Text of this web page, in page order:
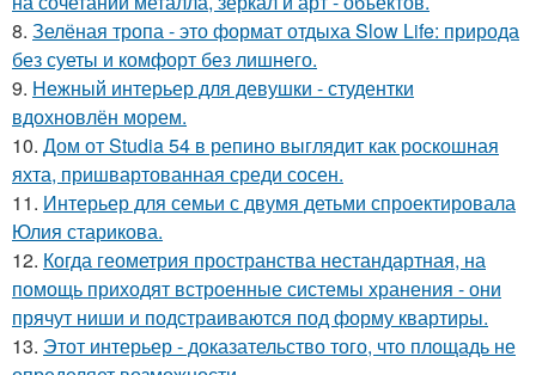
8. Зелёная тропа - это формат отдыха Slow Life: природа
без суеты и комфорт без лишнего.
9. Нежный интерьер для девушки - студентки
вдохновлён морем.
10. Дом от Studia 54 в репино выглядит как роскошная
яхта, пришвартованная среди сосен.
11. Интерьер для семьи с двумя детьми спроектировала
Юлия старикова.
12. Когда геометрия пространства нестандартная, на
помощь приходят встроенные системы хранения - они
прячут ниши и подстраиваются под форму квартиры.
13. Этот интерьер - доказательство того, что площадь не